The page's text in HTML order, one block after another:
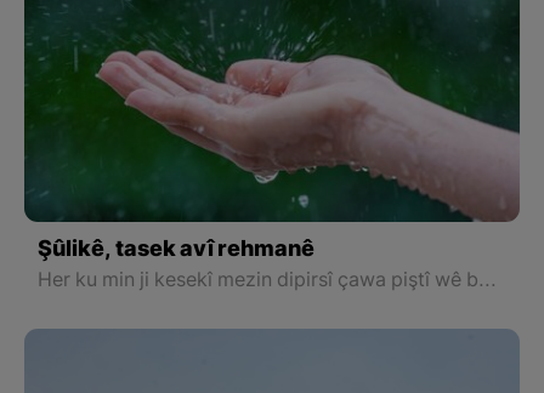
Şûlikê, tasek avî rehmanê
Her ku min ji kesekî mezin dipirsî çawa piştî wê baran tê? Digot: Xweza pir dilbirehm e, û dema bibîne em tiştekî ji dil dixwazin, helbet pêk tîne.